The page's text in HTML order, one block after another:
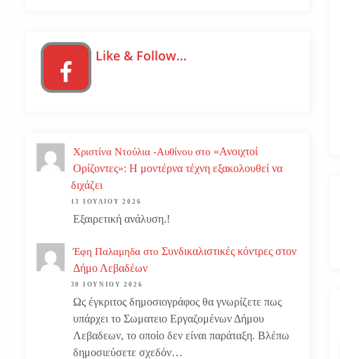
Like & Follow…
Χριστίνα Ντούλια -Αυθίνου στο «Ανοιχτοί
Ορίζοντες»: Η μοντέρνα τέχνη εξακολουθεί να
διχάζει
13 ΙΟΥΛΊΟΥ 2026
Εξαιρετική ανάλυση.!
Έφη Παλαμηδα στο Συνδικαλιστικές κόντρες στον
Δήμο Λεβαδέων
30 ΙΟΥΝΊΟΥ 2026
Ως έγκριτος δημοσιογράφος θα γνωρίζετε πως
υπάρχει το Σωματειο Εργαζομένων Δήμου
Λεβαδεων, το οποίο δεν είναι παράταξη. Βλέπω
δημοσιεύσετε σχεδόν…